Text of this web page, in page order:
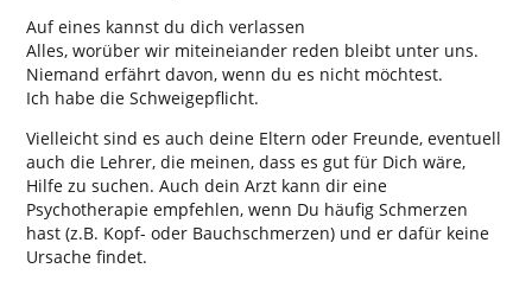
Auf eines kannst du dich verlassen
Alles, worüber wir miteineiander reden bleibt unter uns.
Niemand erfährt davon, wenn du es nicht möchtest.
Ich habe die Schweigepflicht.
Vielleicht sind es auch deine Eltern oder Freunde, eventuell
auch die Lehrer, die meinen, dass es gut für Dich wäre,
Hilfe zu suchen. Auch dein Arzt kann dir eine
Psychotherapie empfehlen, wenn Du häufig Schmerzen
hast (z.B. Kopf- oder Bauchschmerzen) und er dafür keine
Ursache findet.